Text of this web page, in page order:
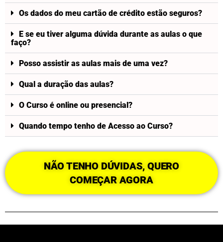
Os dados do meu cartão de crédito estão seguros?
E se eu tiver alguma dúvida durante as aulas o que
faço?
Posso assistir as aulas mais de uma vez?
Qual a duração das aulas?
O Curso é online ou presencial?
Quando tempo tenho de Acesso ao Curso?
NÃO TENHO DÚVIDAS, QUERO
COMEÇAR AGORA